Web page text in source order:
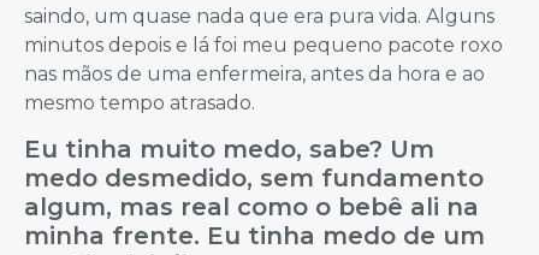
saindo, um quase nada que era pura vida. Alguns
minutos depois e lá foi meu pequeno pacote roxo
nas mãos de uma enfermeira, antes da hora e ao
mesmo tempo atrasado.
Eu tinha muito medo, sabe? Um
medo desmedido, sem fundamento
algum, mas real como o bebê ali na
minha frente. Eu tinha medo de um